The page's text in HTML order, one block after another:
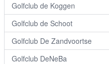
Golfclub de Koggen
Golfclub de Schoot
Golfclub De Zandvoortse
Golfclub DeNeBa